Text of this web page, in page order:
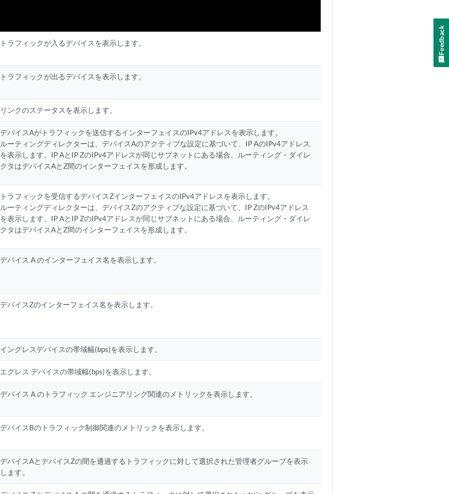
トラフィックが入るデバイスを表示します。
トラフィックが出るデバイスを表示します。
リンクのステータスを表示します。
デバイスAがトラフィックを送信するインターフェイスのIPv4アドレスを表示します。
ルーティングディレクターは、デバイスAのアクティブな設定に基づいて、IP AのIPv4アドレス
を表示します。IP AとIP ZのIPv4アドレスが同じサブネットにある場合、ルーティング・ダイレ
クタはデバイスAとZ間のインターフェイスを形成します。
トラフィックを受信するデバイスZインターフェイスのIPv4アドレスを表示します。
ルーティングディレクターは、デバイスZのアクティブな設定に基づいて、IP ZのIPv4アドレス
を表示します。IP AとIP ZのIPv4アドレスが同じサブネットにある場合、ルーティング・ダイレ
クタはデバイスAとZ間のインターフェイスを形成します。
デバイス A のインターフェイス名を表示します。
デバイスZのインターフェイス名を表示します。
イングレスデバイスの帯域幅(bps)を表示します。
エグレス デバイスの帯域幅(bps)を表示します。
デバイス A のトラフィック エンジニアリング関連のメトリックを表示します。
デバイスBのトラフィック制御関連のメトリックを表示します。
デバイスAとデバイスZの間を通過するトラフィックに対して選択された管理者グループを表示
します。
Feedback